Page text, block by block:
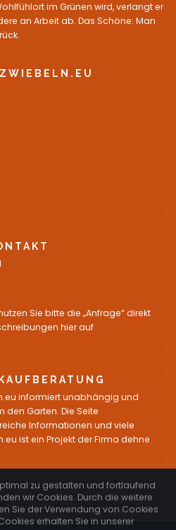
im Grünen wird, verlangt er
an Arbeit ab. Das Schöne: Man
Sie bitte die „Anfrage“ direkt
hier auf
informiert unabhängig und
den Garten. Die Seite
Informationen und viele
ist ein Projekt der Firma dehne
zu gestalten und fortlaufend
wir Cookies. Durch die weitere
Sie der Verwendung von Cookies
erhalten Sie in unserer